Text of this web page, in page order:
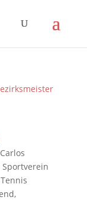
Carlos
Sportverein
Tennis
,